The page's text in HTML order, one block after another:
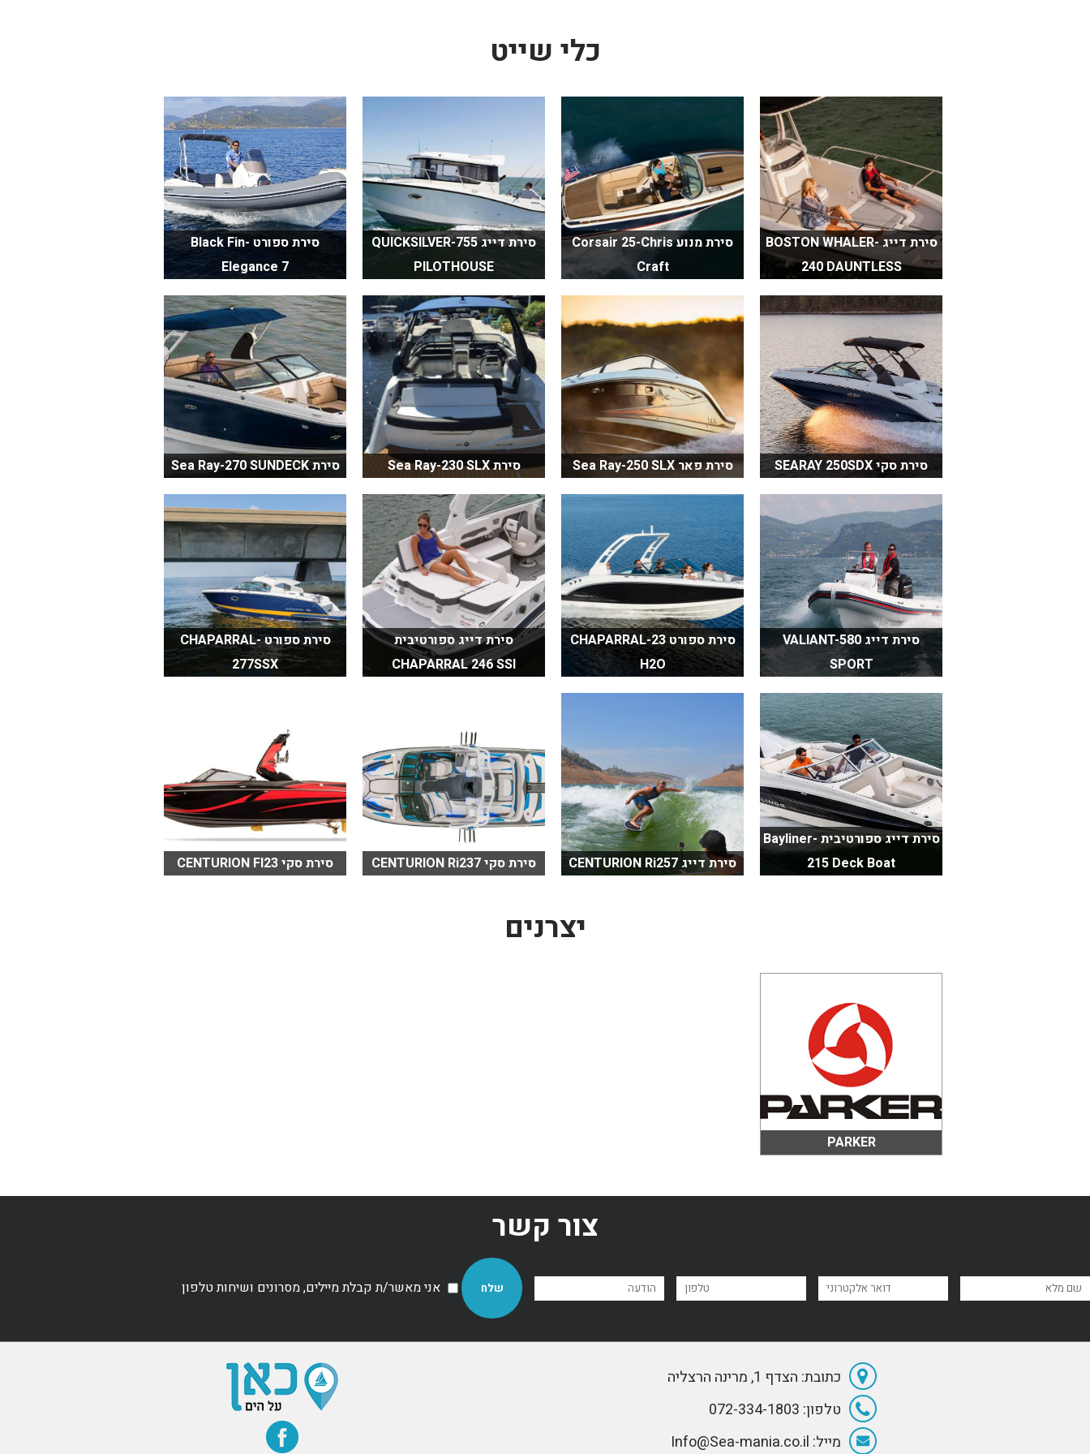
בארץ
לקפריסין
נתניה
מדובאי / לדובאי
בבאר שבע
כלי שייט
סירת דייג BOSTON WHALER-
240 DAUNTLESS
סירת מנוע Corsair 25-Chris
Craft
סירת דייג QUICKSILVER-755
PILOTHOUSE
סירת ספורט Black Fin-
Elegance 7
סירת סקי SEARAY 250SDX סירת פאר Sea Ray-250 SLX סירת Sea Ray-230 SLX סירת Sea Ray-270 SUNDECK
סירת דייג VALIANT-580
SPORT
סירת ספורט CHAPARRAL-23
H2O
סירת דייג ספורטיבית
CHAPARRAL 246 SSI
סירת ספורט CHAPARRAL-
277SSX
סירת דייג ספורטיבית Bayliner-
215 Deck Boat
סירת דייג CENTURION Ri257 סירת סקי CENTURION Ri237 סירת סקי CENTURION FI23
יצרנים
PARKER
צור קשר
אני מאשר/ת קבלת מיילים, מסרונים ושיחות טלפון
כתובת: הצדף 1, מרינה הרצליה
טלפון: 072-334-1803
מייל: Info@Sea-mania.co.il